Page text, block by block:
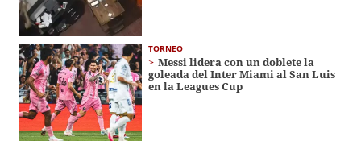
TORNEO
Messi lidera con un doblete la
goleada del Inter Miami al San Luis
en la Leagues Cup